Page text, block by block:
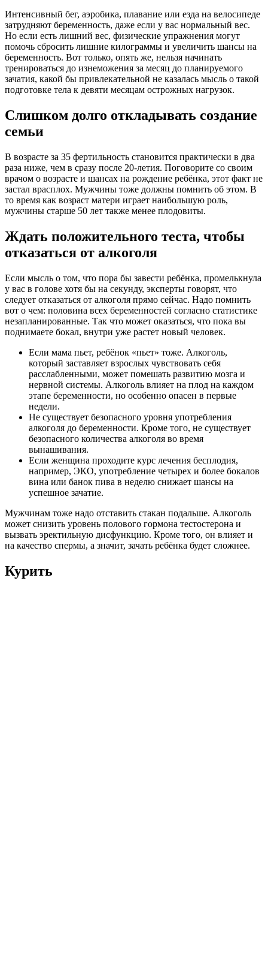
Интенсивный бег, аэробика, плавание или езда на велосипеде
затрудняют беременность, даже если у вас нормальный вес.
Но если есть лишний вес, физические упражнения могут
помочь сбросить лишние килограммы и увеличить шансы на
беременность. Вот только, опять же, нельзя начинать
тренироваться до изнеможения за месяц до планируемого
зачатия, какой бы привлекательной не казалась мысль о такой
подготовке тела к девяти месяцам острожных нагрузок.
Слишком долго откладывать создание
семьи
В возрасте за 35 фертильность становится практически в два
раза ниже, чем в сразу после 20-летия. Поговорите со своим
врачом о возрасте и шансах на рождение ребёнка, этот факт не
застал врасплох. Мужчины тоже должны помнить об этом. В
то время как возраст матери играет наибольшую роль,
мужчины старше 50 лет также менее плодовиты.
Ждать положительного теста, чтобы
отказаться от алкоголя
Если мысль о том, что пора бы завести ребёнка, промелькнула
у вас в голове хотя бы на секунду, эксперты говорят, что
следует отказаться от алкоголя прямо сейчас. Надо помнить
вот о чем: половина всех беременностей согласно статистике
незапланированные. Так что может оказаться, что пока вы
поднимаете бокал, внутри уже растет новый человек.
Если мама пьет, ребёнок «пьет» тоже. Алкоголь,
который заставляет взрослых чувствовать себя
расслабленными, может помешать развитию мозга и
нервной системы. Алкоголь влияет на плод на каждом
этапе беременности, но особенно опасен в первые
недели.
Не существует безопасного уровня употребления
алкоголя до беременности. Кроме того, не существует
безопасного количества алкоголя во время
вынашивания.
Если женщина проходите курс лечения бесплодия,
например, ЭКО, употребление четырех и более бокалов
вина или банок пива в неделю снижает шансы на
успешное зачатие.
Мужчинам тоже надо отставить стакан подальше. Алкоголь
может снизить уровень полового гормона тестостерона и
вызвать эректильную дисфункцию. Кроме того, он влияет и
на качество спермы, а значит, зачать ребёнка будет сложнее.
Курить